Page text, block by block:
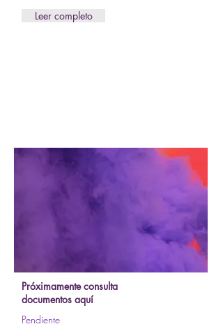
Leer completo
Próximamente consulta
documentos aquí
Pendiente